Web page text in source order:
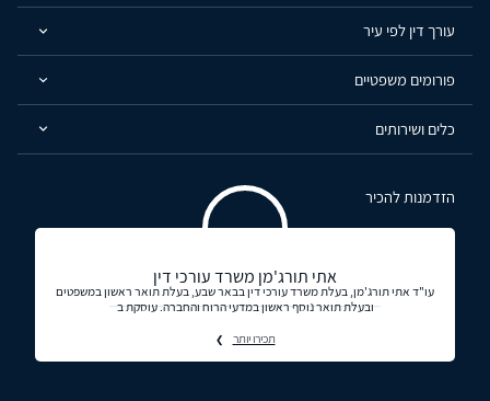
עורך דין לפי עיר
פורומים משפטיים
כלים ושירותים
הזדמנות להכיר
אתי תורג'מן משרד עורכי דין
עו"ד אתי תורג'מן, בעלת משרד עורכי דין בבאר שבע, בעלת תואר ראשון במשפטים
ובעלת תואר נוסף ראשון במדעי הרוח והחברה. עוסקת ב
תכירו יותר